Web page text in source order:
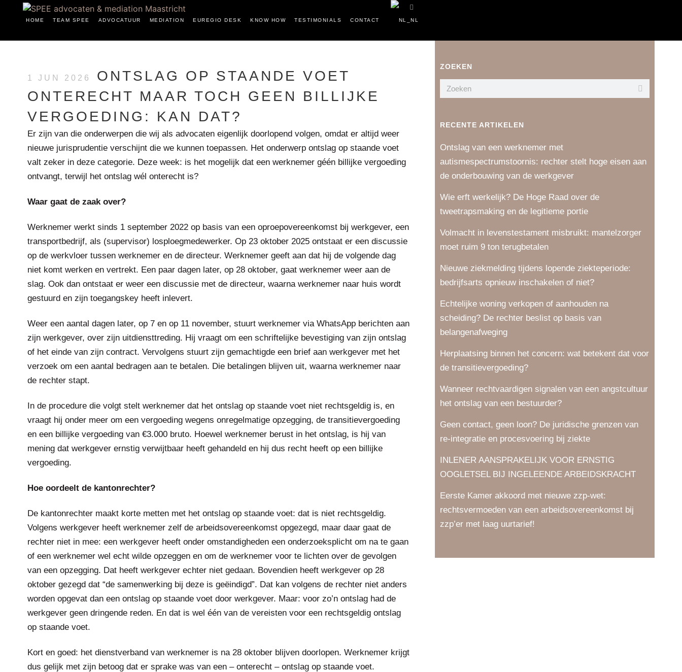
HOME TEAM SPEE ADVOCATUUR MEDIATION EUREGIO DESK KNOW HOW TESTIMONIALS CONTACT
1 JUN 2026
ONTSLAG OP STAANDE VOET
ONTERECHT MAAR TOCH GEEN BILLIJKE
VERGOEDING: KAN DAT?
Er zijn van die onderwerpen die wij als advocaten eigenlijk doorlopend volgen, omdat er altijd weer
nieuwe jurisprudentie verschijnt die we kunnen toepassen. Het onderwerp ontslag op staande voet
valt zeker in deze categorie. Deze week: is het mogelijk dat een werknemer géén billijke vergoeding
ontvangt, terwijl het ontslag wél onterecht is?
Waar gaat de zaak over?
Werknemer werkt sinds 1 september 2022 op basis van een oproepovereenkomst bij werkgever, een
transportbedrijf, als (supervisor) losploegmedewerker. Op 23 oktober 2025 ontstaat er een discussie
op de werkvloer tussen werknemer en de directeur. Werknemer geeft aan dat hij de volgende dag
niet komt werken en vertrekt. Een paar dagen later, op 28 oktober, gaat werknemer weer aan de
slag. Ook dan ontstaat er weer een discussie met de directeur, waarna werknemer naar huis wordt
gestuurd en zijn toegangskey heeft inlevert.
Weer een aantal dagen later, op 7 en op 11 november, stuurt werknemer via WhatsApp berichten aan
zijn werkgever, over zijn uitdiensttreding. Hij vraagt om een schriftelijke bevestiging van zijn ontslag
of het einde van zijn contract. Vervolgens stuurt zijn gemachtigde een brief aan werkgever met het
verzoek om een aantal bedragen aan te betalen. Die betalingen blijven uit, waarna werknemer naar
de rechter stapt.
In de procedure die volgt stelt werknemer dat het ontslag op staande voet niet rechtsgeldig is, en
vraagt hij onder meer om een vergoeding wegens onregelmatige opzegging, de transitievergoeding
en een billijke vergoeding van €3.000 bruto. Hoewel werknemer berust in het ontslag, is hij van
mening dat werkgever ernstig verwijtbaar heeft gehandeld en hij dus recht heeft op een billijke
vergoeding.
Hoe oordeelt de kantonrechter?
De kantonrechter maakt korte metten met het ontslag op staande voet: dat is niet rechtsgeldig.
Volgens werkgever heeft werknemer zelf de arbeidsovereenkomst opgezegd, maar daar gaat de
rechter niet in mee: een werkgever heeft onder omstandigheden een onderzoeksplicht om na te gaan
of een werknemer wel echt wilde opzeggen en om de werknemer voor te lichten over de gevolgen
van een opzegging. Dat heeft werkgever echter niet gedaan. Bovendien heeft werkgever op 28
oktober gezegd dat “de samenwerking bij deze is geëindigd”. Dat kan volgens de rechter niet anders
worden opgevat dan een ontslag op staande voet door werkgever. Maar: voor zo’n ontslag had de
werkgever geen dringende reden. En dat is wel één van de vereisten voor een rechtsgeldig ontslag
op staande voet.
Kort en goed: het dienstverband van werknemer is na 28 oktober blijven doorlopen. Werknemer krijgt
dus gelijk met zijn betoog dat er sprake was van een – onterecht – ontslag op staande voet.
ZOEKEN
RECENTE ARTIKELEN
Ontslag van een werknemer met
autismespectrumstoornis: rechter stelt hoge eisen aan
de onderbouwing van de werkgever
Wie erft werkelijk? De Hoge Raad over de
tweetrapsmaking en de legitieme portie
Volmacht in levenstestament misbruikt: mantelzorger
moet ruim 9 ton terugbetalen
Nieuwe ziekmelding tijdens lopende ziekteperiode:
bedrijfsarts opnieuw inschakelen of niet?
Echtelijke woning verkopen of aanhouden na
scheiding? De rechter beslist op basis van
belangenafweging
Herplaatsing binnen het concern: wat betekent dat voor
de transitievergoeding?
Wanneer rechtvaardigen signalen van een angstcultuur
het ontslag van een bestuurder?
Geen contact, geen loon? De juridische grenzen van
re-integratie en procesvoering bij ziekte
INLENER AANSPRAKELIJK VOOR ERNSTIG
OOGLETSEL BIJ INGELEENDE ARBEIDSKRACHT
Eerste Kamer akkoord met nieuwe zzp-wet:
rechtsvermoeden van een arbeidsovereenkomst bij
zzp’er met laag uurtarief!